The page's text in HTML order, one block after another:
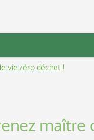
vie zéro déchet !
maître